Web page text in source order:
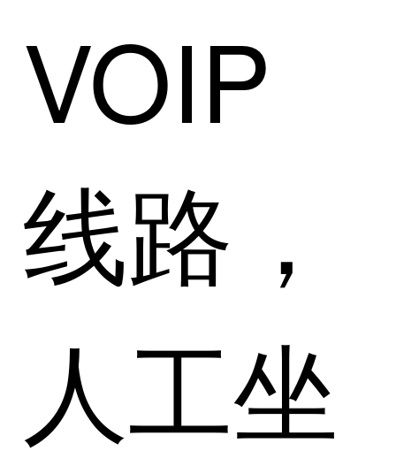
VOIP
线路，
人工坐